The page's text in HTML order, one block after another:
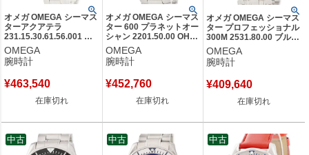
オメガ OMEGA シーマス
ターアクアテラ
231.15.30.61.56.001 純
正ダイヤ デイト グレー
レディース 腕時計クオー
ツ グレー 【中古】
OMEGA
腕時計
¥463,540
在庫切れ
オメガ OMEGA シーマス
ター 600 プラネットオー
シャン 2201.50.00 OH済
ブラック 黒 逆回転防止
ベゼル メンズ 腕時計自
動巻き ブラック 【中
OMEGA
腕時計
¥452,760
在庫切れ
オメガ OMEGA シーマス
ター プロフェッショナル
300M 2531.80.00 ブルー
デイト 逆回転防止ベゼル
メンズ 腕時計自動巻き ブ
ルー 【中古】
OMEGA
腕時計
¥409,640
在庫切れ
中古 中古 中古